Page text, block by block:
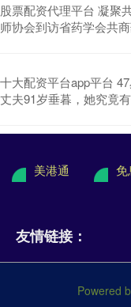
股票配资代理平台 凝
师协会到访省药学会共
十大配资平台app平台
丈夫91岁垂暮，她究竟
美港通 免
友情链接：
Powered